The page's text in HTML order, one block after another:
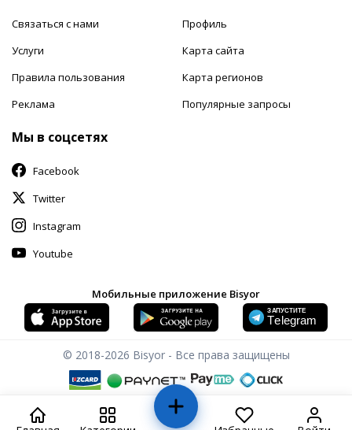
Связаться с нами
Услуги
Правила пользования
Реклама
Профиль
Карта сайта
Карта регионов
Популярные запросы
Мы в соцсетях
Facebook
Twitter
Instagram
Youtube
Мобильные приложение Bisyor
© 2018-2026 Bisyor - Все права защищены